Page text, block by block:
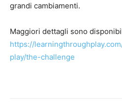
grandi cambiamenti.
Maggiori dettagli sono
https://
play/the-challenge